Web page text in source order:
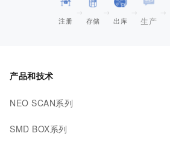
注册
→
存储
→
出库
→
生产
→
产品和技术
NEO SCAN系列
SMD BOX系列